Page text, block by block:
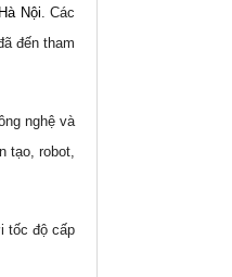
Hà Nội . Các
đến tham
nghệ và
tạo, robot,
tốc độ cấp